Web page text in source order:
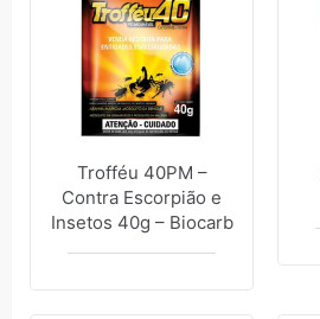
Trofféu 40PM –
Contra Escorpião e
Insetos 40g – Biocarb